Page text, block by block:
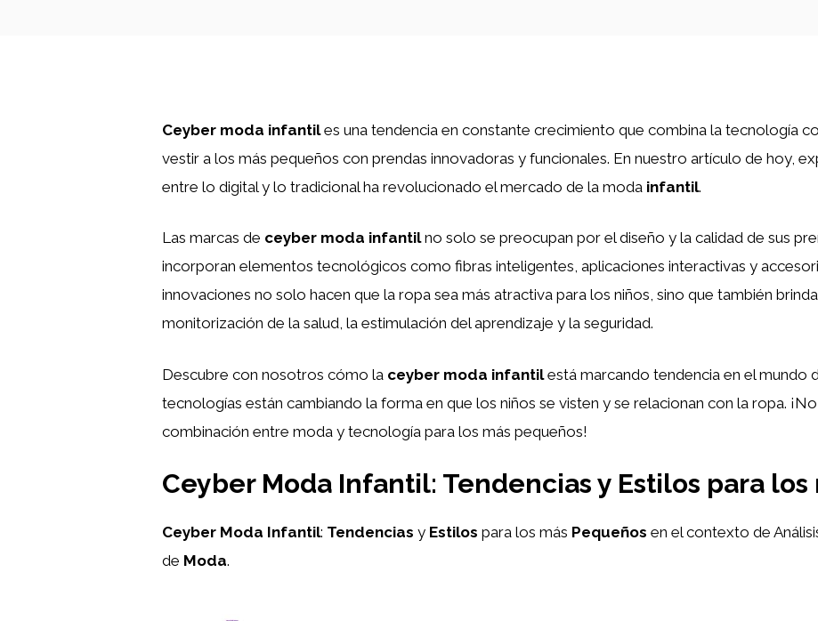
Ceyber moda infantiles una tendencia en constante crecimiento que combina la tecnología
vestir a los más pequeños con prendas innovadoras y funcionales. En nuestro artículo de hoy,
entre lo digital y lo tradicional ha revolucionado el mercado de la moda infantil.
Las marcas de ceyber moda infantilno solo se preocupan por el diseño y la calidad de sus
incorporan elementos tecnológicos como fibras inteligentes, aplicaciones interactivas y
innovaciones no solo hacen que la ropa sea más atractiva para los niños, sino que también
monitorización de la salud, la estimulación del aprendizaje y la seguridad.
Descubre con nosotros cómo la ceyber moda infantilestá marcando tendencia en el mundo
tecnologías están cambiando la forma en que los niños se visten y se relacionan con la ropa.
combinación entre moda y tecnología para los más pequeños!
Ceyber Moda Infantil: Tendencias y Estilos para los
Ceyber Moda Infantil: Tendencias y Estilos para los más Pequeños en el contexto de
de Moda.